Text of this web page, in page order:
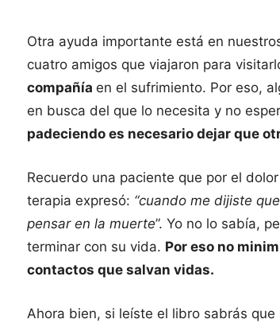
Otra ayuda importante está en
cuatro amigos que viajaron para
compañía en el sufrimiento. Por eso,
en busca del que lo necesita y no
padeciendo es necesario dejar que
Recuerdo una paciente que por el
terapia expresó: “cuando me dijiste
pensar en la muerte”. Yo no lo sabía,
terminar con su vida. Por eso no
contactos que salvan vidas.
Ahora bien, si leíste el libro sabrás